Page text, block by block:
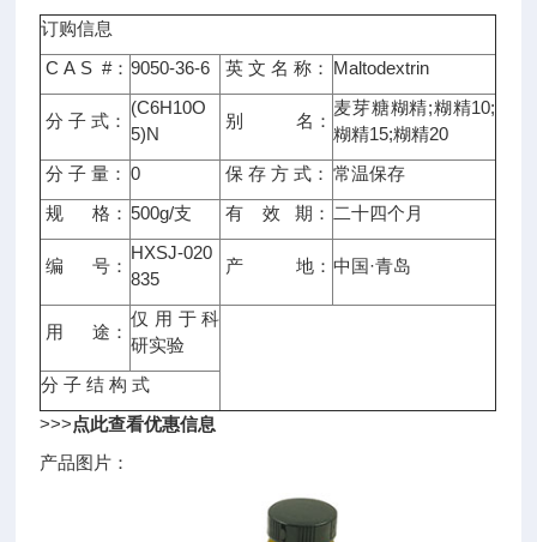
订购信息
C A S #： 9050-36-6 英 文 名 称： Maltodextrin
分 子 式：
(C6H10O
5)N
别 名：
麦芽糖糊精;糊精10;
糊精15;糊精20
分 子 量： 0 保 存 方 式： 常温保存
规 格： 500g/支 有 效 期： 二十四个月
编 号：
HXSJ-020
835
产 地： 中国·青岛
用 途：
仅用于科
研实验
分 子 结 构 式
>>>点此查看优惠信息
产品图片：